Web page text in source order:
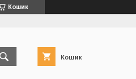
Кошик
Кошик